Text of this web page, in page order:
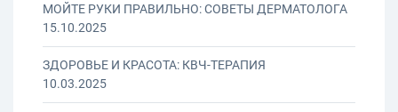
МОЙТЕ РУКИ ПРАВИЛЬНО: СОВЕТЫ ДЕРМАТОЛОГА
15.10.2025
ЗДОРОВЬЕ И КРАСОТА: КВЧ-ТЕРАПИЯ
10.03.2025